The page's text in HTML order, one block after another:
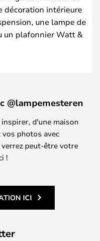
décoration intérieure
une lampe de
un plafonnier Watt &
@lampemesteren
d'une maison
vos photos avec
peut-être votre
!
ICI